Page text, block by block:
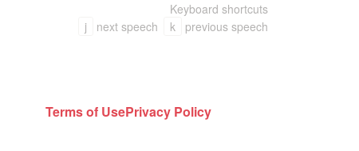
Keyboard shortcuts
j
next speech k previous speech
Terms of UsePrivacy Policy